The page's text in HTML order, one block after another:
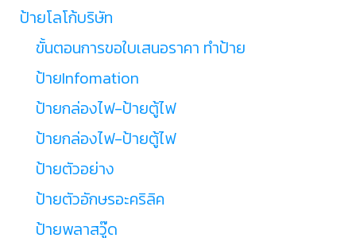
ป้ายโลโก้บริษัท
ขั้นตอนการขอใบเสนอราคา ทำป้าย
ป้ายInfomation
ป้ายกล่องไฟ-ป้ายตู้ไฟ
ป้ายกล่องไฟ-ป้ายตู้ไฟ
ป้ายตัวอย่าง
ป้ายตัวอักษรอะคริลิค
ป้ายพลาสวู๊ด